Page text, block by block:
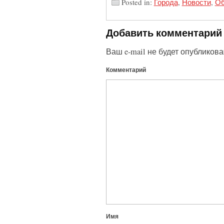
Добавить комментарий
Ваш e-mail не будет
Комментарий
Имя